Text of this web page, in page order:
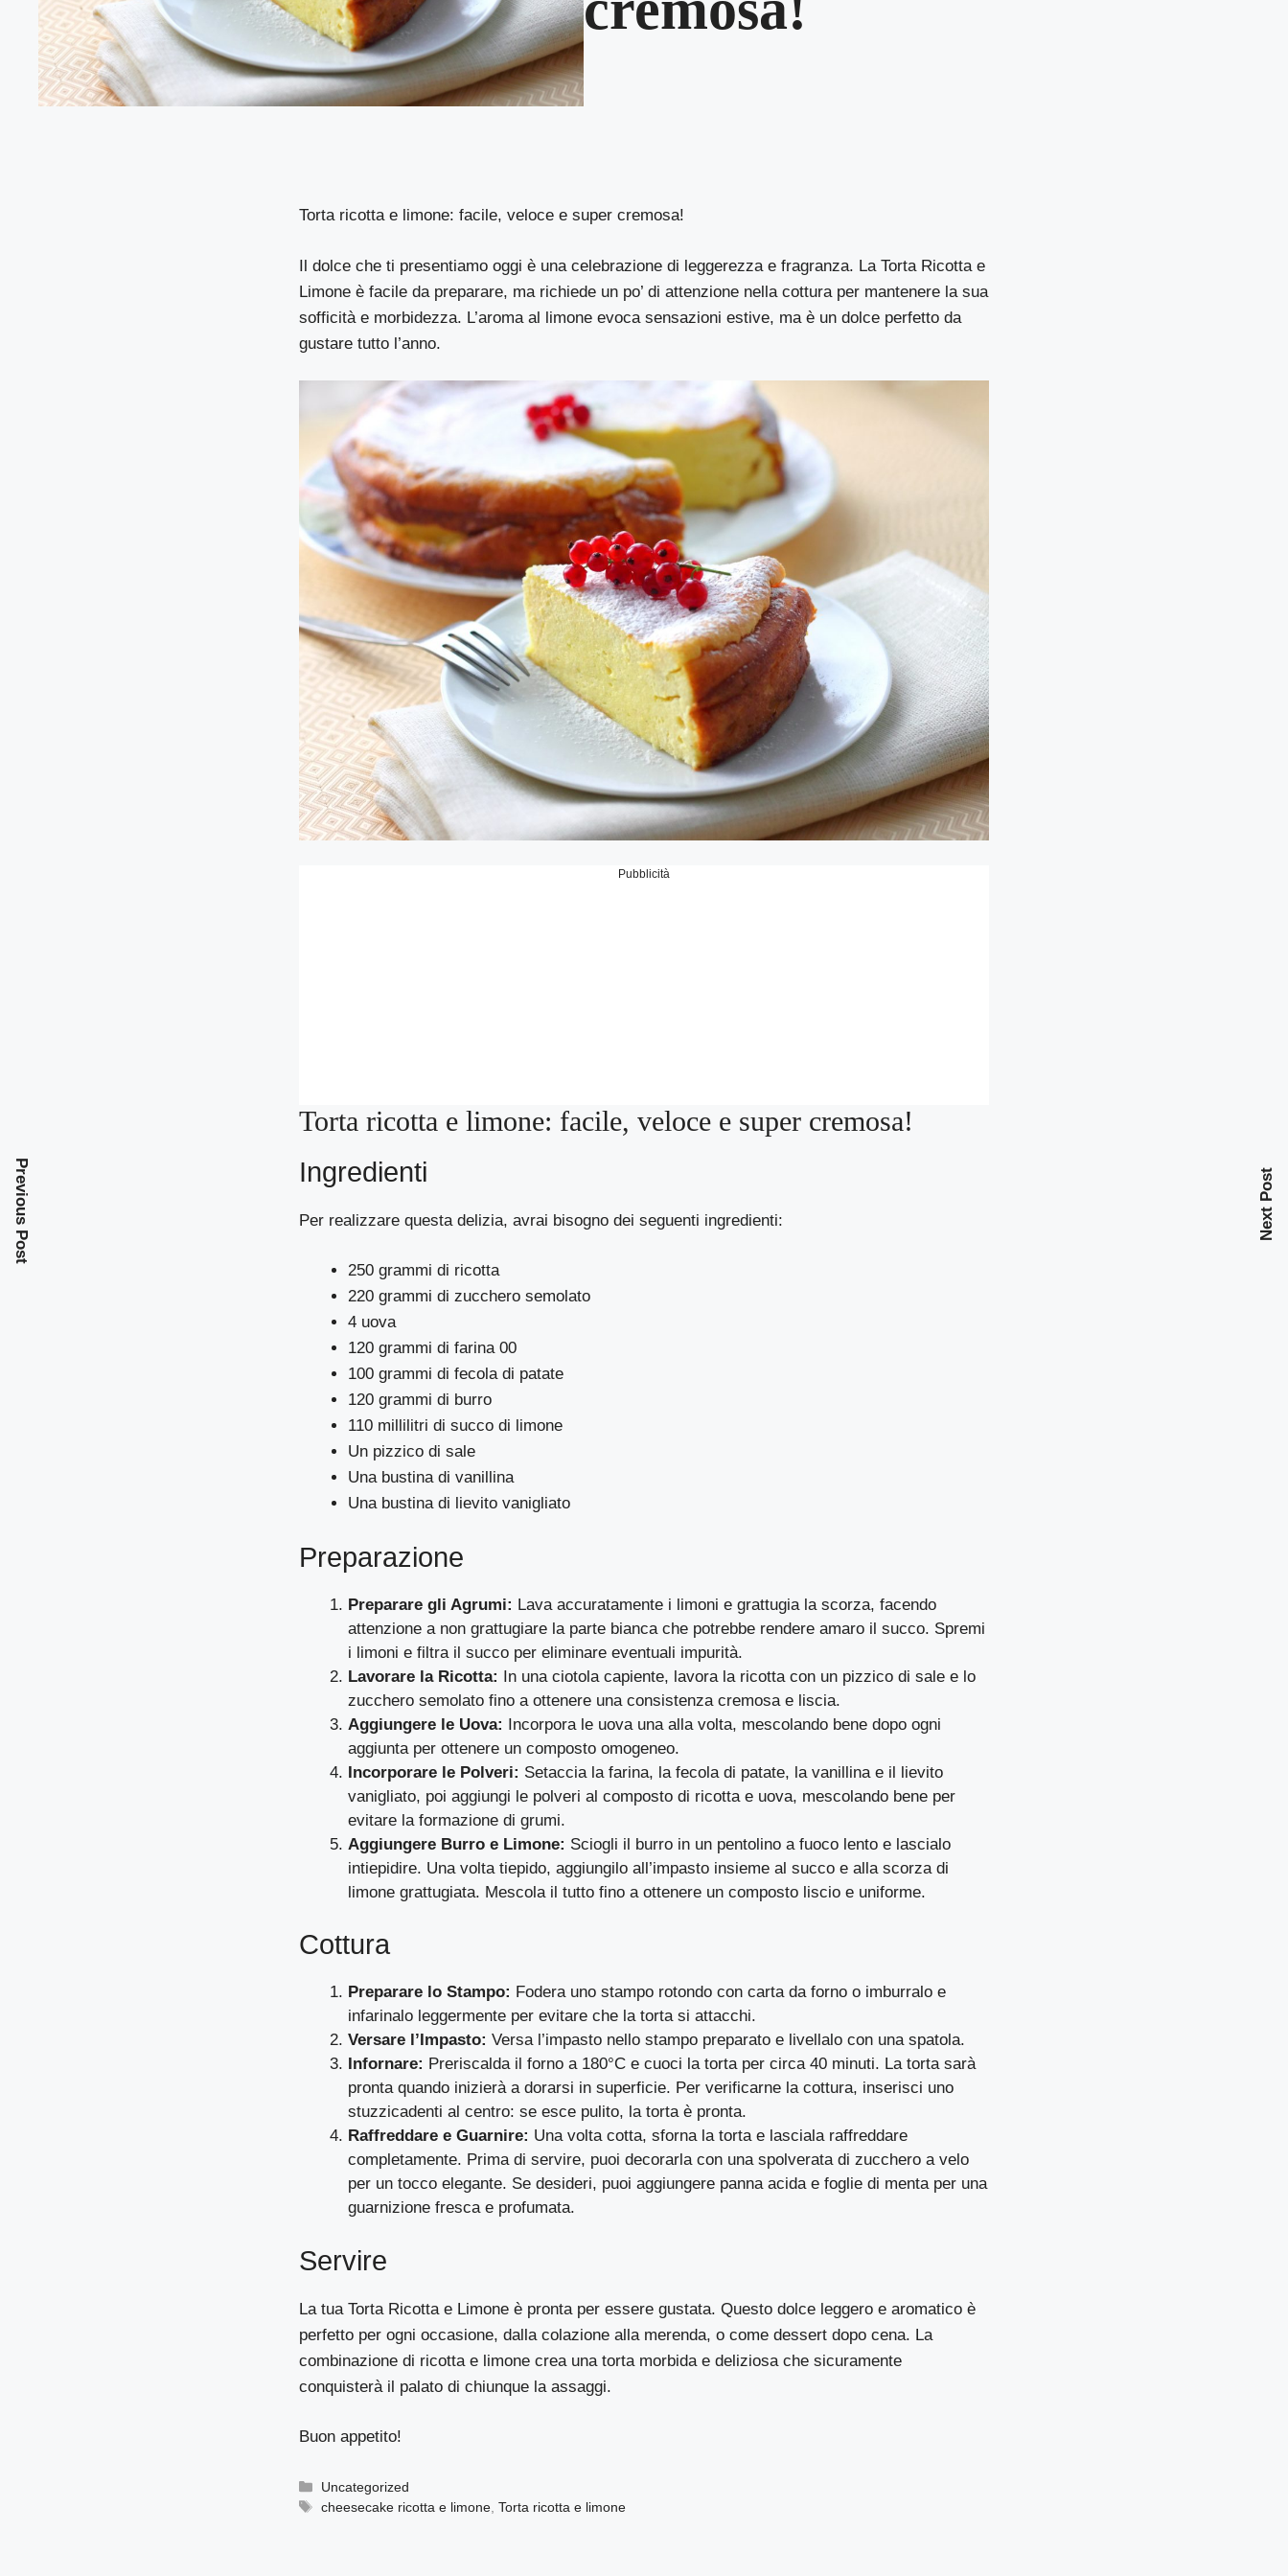
Torta ricotta e limone: facile, veloce e super cremosa!
Il dolce che ti presentiamo oggi è una celebrazione di leggerezza e fragranza. La Torta Ricotta e
Limone è facile da preparare, ma richiede un po’ di attenzione nella cottura per mantenere la sua
sofficità e morbidezza. L’aroma al limone evoca sensazioni estive, ma è un dolce perfetto da
gustare tutto l’anno.
Pubblicità
Torta ricotta e limone: facile, veloce e super cremosa!
Ingredienti
Per realizzare questa delizia, avrai bisogno dei seguenti ingredienti:
250 grammi di ricotta
220 grammi di zucchero semolato
4 uova
120 grammi di farina 00
100 grammi di fecola di patate
120 grammi di burro
110 millilitri di succo di limone
Un pizzico di sale
Una bustina di vanillina
Una bustina di lievito vanigliato
Preparazione
Preparare gli Agrumi: Lava accuratamente i limoni e grattugia la scorza, facendo
attenzione a non grattugiare la parte bianca che potrebbe rendere amaro il succo. Spremi
i limoni e filtra il succo per eliminare eventuali impurità.
Lavorare la Ricotta: In una ciotola capiente, lavora la ricotta con un pizzico di sale e lo
zucchero semolato fino a ottenere una consistenza cremosa e liscia.
Aggiungere le Uova: Incorpora le uova una alla volta, mescolando bene dopo ogni
aggiunta per ottenere un composto omogeneo.
Incorporare le Polveri: Setaccia la farina, la fecola di patate, la vanillina e il lievito
vanigliato, poi aggiungi le polveri al composto di ricotta e uova, mescolando bene per
evitare la formazione di grumi.
Aggiungere Burro e Limone: Sciogli il burro in un pentolino a fuoco lento e lascialo
intiepidire. Una volta tiepido, aggiungilo all’impasto insieme al succo e alla scorza di
limone grattugiata. Mescola il tutto fino a ottenere un composto liscio e uniforme.
Cottura
Preparare lo Stampo: Fodera uno stampo rotondo con carta da forno o imburralo e
infarinalo leggermente per evitare che la torta si attacchi.
Versare l’Impasto: Versa l’impasto nello stampo preparato e livellalo con una spatola.
Infornare: Preriscalda il forno a 180°C e cuoci la torta per circa 40 minuti. La torta sarà
pronta quando inizierà a dorarsi in superficie. Per verificarne la cottura, inserisci uno
stuzzicadenti al centro: se esce pulito, la torta è pronta.
Raffreddare e Guarnire: Una volta cotta, sforna la torta e lasciala raffreddare
completamente. Prima di servire, puoi decorarla con una spolverata di zucchero a velo
per un tocco elegante. Se desideri, puoi aggiungere panna acida e foglie di menta per una
guarnizione fresca e profumata.
Servire
La tua Torta Ricotta e Limone è pronta per essere gustata. Questo dolce leggero e aromatico è
perfetto per ogni occasione, dalla colazione alla merenda, o come dessert dopo cena. La
combinazione di ricotta e limone crea una torta morbida e deliziosa che sicuramente
conquisterà il palato di chiunque la assaggi.
Buon appetito!
Categorie
Uncategorized
Tag
cheesecake ricotta e limone ,Torta ricotta e limone
Previous Post Next Post